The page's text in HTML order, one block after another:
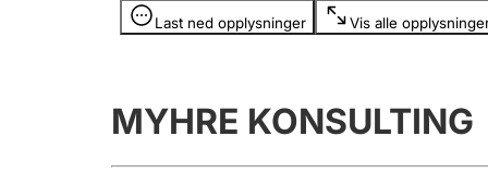
Last ned opplysninger Vis alle
Opplysninger er skjult
MYHRE KONSULTING